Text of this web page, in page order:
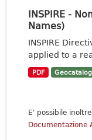
INSPIRE -
Names)
INSPIRE
applied to a
PDF
E' possibile
Documentazione